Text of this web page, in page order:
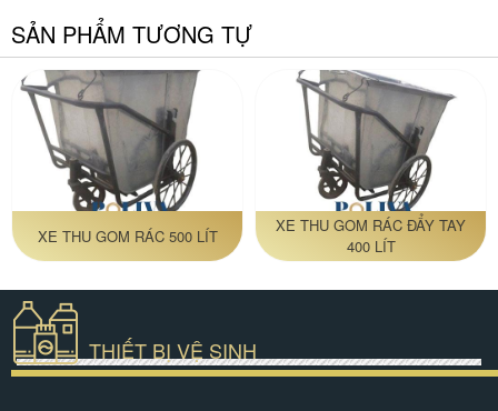
SẢN PHẨM TƯƠNG TỰ
XE THU GOM RÁC 500 LÍT
XE THU GOM RÁC ĐẨY TAY
400 LÍT
THIẾT BỊ VỆ SINH